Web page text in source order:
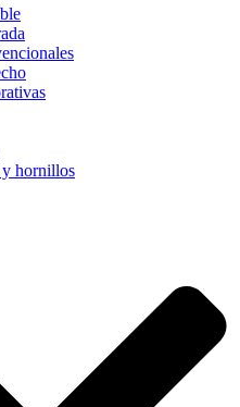
hornillos